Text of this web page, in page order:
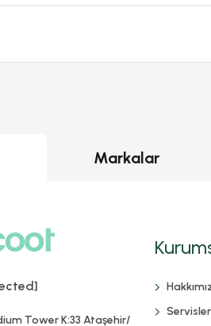
Markalar
Tower K:33 Ataşehir/
Servisler